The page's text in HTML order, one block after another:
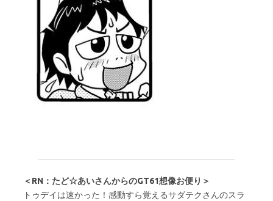
＜RN：たど☆あいさんからのGT61想像お便り＞
トゥデイは速かった！感動すら覚えるサダテクさんのスラ